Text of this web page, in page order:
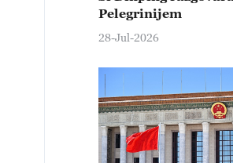
Pelegrinijem
28-Jul-2026